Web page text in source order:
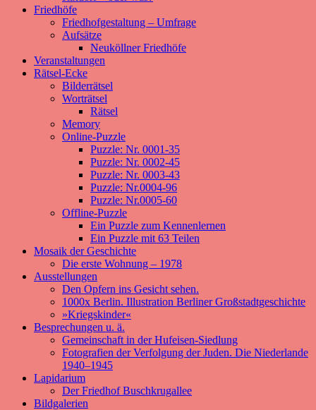
Friedhöfe
Friedhofgestaltung – Umfrage
Aufsätze
Neuköllner Friedhöfe
Veranstaltungen
Rätsel-Ecke
Bilderrätsel
Worträtsel
Rätsel
Memory
Online-Puzzle
Puzzle: Nr. 0001-35
Puzzle: Nr. 0002-45
Puzzle: Nr. 0003-43
Puzzle: Nr.0004-96
Puzzle: Nr.0005-60
Offline-Puzzle
Ein Puzzle zum Kennenlernen
Ein Puzzle mit 63 Teilen
Mosaik der Geschichte
Die erste Wohnung – 1978
Ausstellungen
Den Opfern ins Gesicht sehen.
1000x Berlin. Illustration Berliner Großstadtgeschichte
»Kriegskinder«
Besprechungen u. ä.
Gemeinschaft in der Hufeisen-Siedlung
Fotografien der Verfolgung der Juden. Die Niederlande
1940–1945
Lapidarium
Der Friedhof Buschkrugallee
Bildgalerien